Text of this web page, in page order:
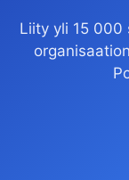
Liity yli 15 000